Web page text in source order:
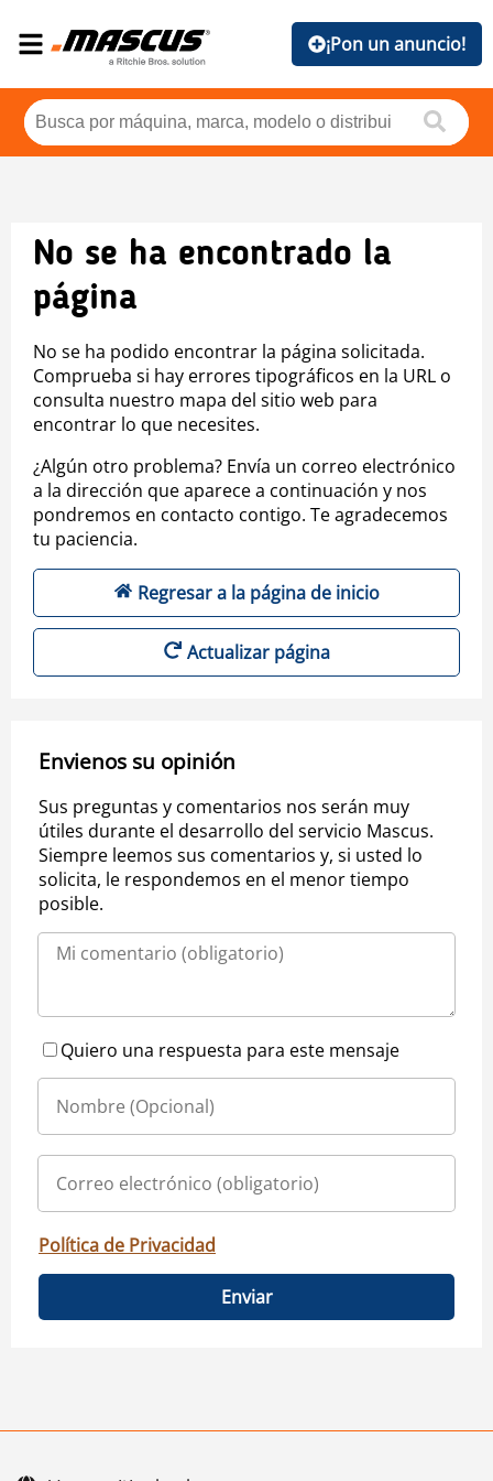
¡Pon un anuncio!
No se ha encontrado la
página
No se ha podido encontrar la página solicitada.
Comprueba si hay errores tipográficos en la URL o
consulta nuestro mapa del sitio web para
encontrar lo que necesites.
¿Algún otro problema? Envía un correo electrónico
a la dirección que aparece a continuación y nos
pondremos en contacto contigo. Te agradecemos
tu paciencia.
Regresar a la página de inicio
Actualizar página
Envienos su opinión
Sus preguntas y comentarios nos serán muy
útiles durante el desarrollo del servicio Mascus.
Siempre leemos sus comentarios y, si usted lo
solicita, le respondemos en el menor tiempo
posible.
Quiero una respuesta para este mensaje
Política de Privacidad
Enviar